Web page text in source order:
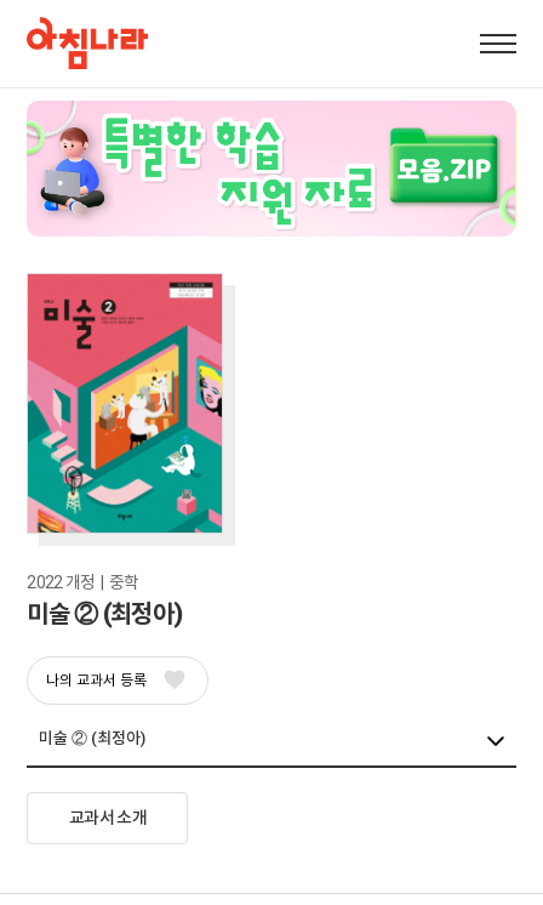
2022 개정  |  중학
미술 ② (최정아)
나의 교과서 등록
교과서 소개